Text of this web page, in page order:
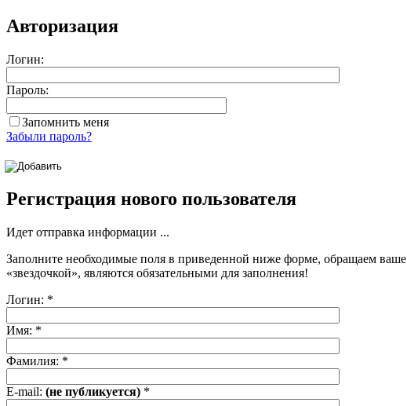
Авторизация
Логин:
Пароль:
Запомнить меня
Забыли пароль?
Регистрация нового пользователя
Идет отправка информации ...
Заполните необходимые поля в приведенной ниже форме, обращаем
«звездочкой», являются обязательными для заполнения!
Логин: *
Имя: *
Фамилия: *
E-mail: (не публикуется) *